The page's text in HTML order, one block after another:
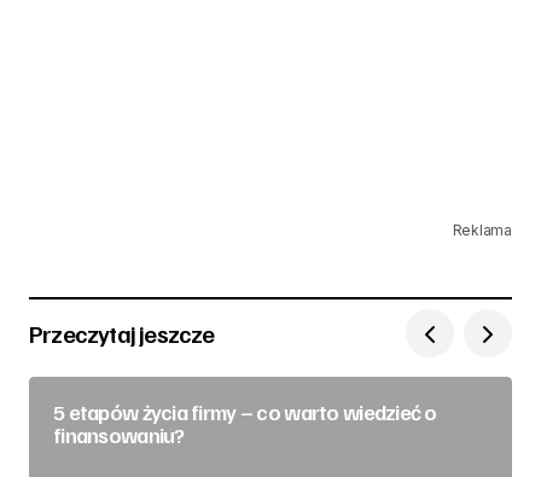
Reklama
Przeczytaj jeszcze
5 etapów życia firmy – co warto wiedzieć o
finansowaniu?